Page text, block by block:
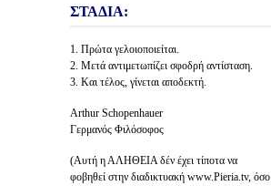
ΣΤΑΔΙΑ:
1. Πρώτα γελοιοποιείται.
2. Μετά αντιμετωπίζει σφοδρή αντίσταση.
3. Και τέλος, γίνεται αποδεκτή.
Arthur Schopenhauer
Γερμανός Φιλόσοφος
(Αυτή η ΑΛΗΘΕΙΑ δέν έχει τίποτα να
φοβηθεί στην διαδικτυακή www.Pieria.tv, όσο